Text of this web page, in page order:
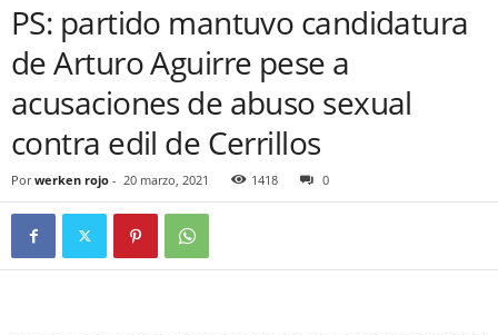
PS: partido mantuvo candidatura
de Arturo Aguirre pese a
acusaciones de abuso sexual
contra edil de Cerrillos
Por werken rojo - 20 marzo, 2021 1418 0